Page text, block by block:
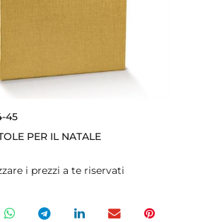
45
PER IL NATALE
i prezzi a te riservati